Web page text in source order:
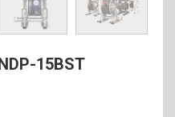
15BST